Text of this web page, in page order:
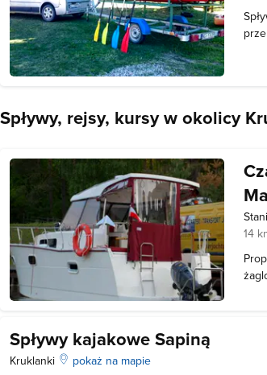
Spływy, rejsy, kursy w okolicy
14
Spływy kajakowe Sapiną
Kruklanki pokaż na mapie